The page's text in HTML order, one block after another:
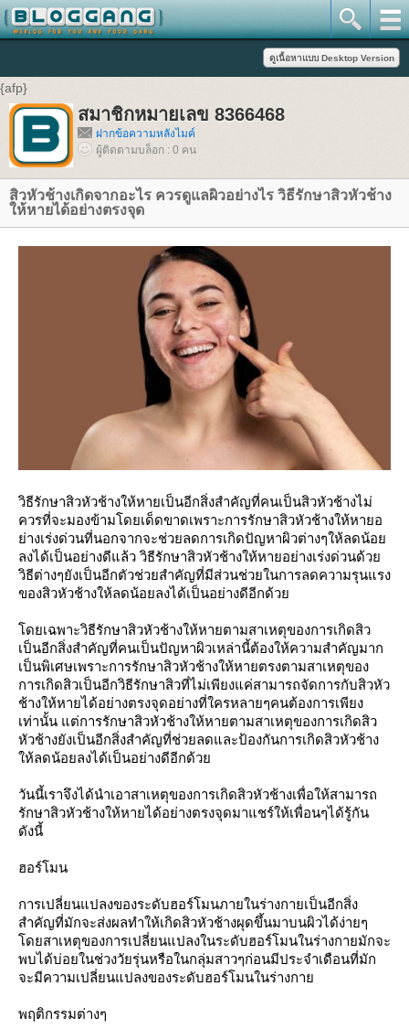
{afp}
สมาชิกหมายเลข 8366468
ฝากข้อความหลังไมค์
ผู้ติดตามบล็อก : 0 คน
สิวหัวช้างเกิดจากอะไร ควรดูแลผิวอย่างไร วิธีรักษาสิวหัวช้าง
ให้หายได้อย่างตรงจุด
วิธีรักษาสิวหัวช้างให้หายเป็นอีกสิ่งสำคัญที่คนเป็นสิวหัวช้างไม่
ควรที่จะมองข้ามโดยเด็ดขาดเพราะการรักษาสิวหัวช้างให้หายอ
ย่างเร่งด่วนที่นอกจากจะช่วยลดการเกิดปัญหาผิวต่างๆให้ลดน้อย
ลงได้เป็นอย่างดีแล้ว วิธีรักษาสิวหัวช้างให้หายอย่างเร่งด่วนด้วย
วิธีต่างๆยังเป็นอีกตัวช่วยสำคัญที่มีส่วนช่วยในการลดความรุนแรง
ของสิวหัวช้างให้ลดน้อยลงได้เป็นอย่างดีอีกด้วย
โดยเฉพาะวิธีรักษาสิวหัวช้างให้หายตามสาเหตุของการเกิดสิว
เป็นอีกสิ่งสำคัญที่คนเป็นปัญหาผิวเหล่านี้ต้องให้ความสำคัญมาก
เป็นพิเศษเพราะการรักษาสิวหัวช้างให้หายตรงตามสาเหตุของ
การเกิดสิวเป็นอีกวิธีรักษาสิวที่ไม่เพียงแค่สามารถจัดการกับสิวหัว
ช้างให้หายได้อย่างตรงจุดอย่างที่ใครหลายๆคนต้องการเพียง
เท่านั้น แต่การรักษาสิวหัวช้างให้หายตามสาเหตุของการเกิดสิว
หัวช้างยังเป็นอีกสิ่งสำคัญที่ช่วยลดและป้องกันการเกิดสิวหัวช้าง
ให้ลดน้อยลงได้เป็นอย่างดีอีกด้วย
วันนี้เราจึงได้นำเอาสาเหตุของการเกิดสิวหัวช้างเพื่อให้สามารถ
รักษาสิวหัวช้างให้หายได้อย่างตรงจุดมาแชร์ให้เพื่อนๆได้รู้กัน
ดังนี้
ฮอร์โมน
การเปลี่ยนแปลงของระดับฮอร์โมนภายในร่างกายเป็นอีกสิ่ง
สำคัญที่มักจะส่งผลทำให้เกิดสิวหัวช้างผุดขึ้นมาบนผิวได้ง่ายๆ
โดยสาเหตุของการเปลี่ยนแปลงในระดับฮอร์โมนในร่างกายมักจะ
พบได้บ่อยในช่วงวัยรุ่นหรือในกลุ่มสาวๆก่อนมีประจำเดือนที่มัก
จะมีความเปลี่ยนแปลงของระดับฮอร์โมนในร่างกาย
พฤติกรรมต่างๆ